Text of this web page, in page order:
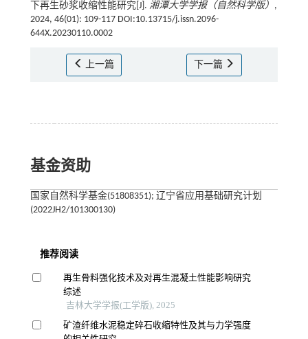
下再生砂浆收缩性能研究[J]. 湘潭大学学报（自然科学版） ,
2024, 46(01): 109-117 DOI:10.13715/j.issn.2096-
644X.20230110.0002
上一篇 下一篇
基金资助
国家自然科学基金(51808351); 辽宁省应用基础研究计划
(2022JH2/101300130)